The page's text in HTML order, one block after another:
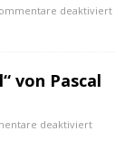
deaktiviert
von Pascal
deaktiviert